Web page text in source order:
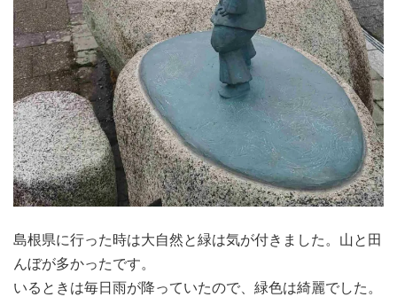
島根県に行った時は大自然と緑は気が付きました。山と田
んぼが多かったです。
いるときは毎日雨が降っていたので、緑色は綺麗でした。